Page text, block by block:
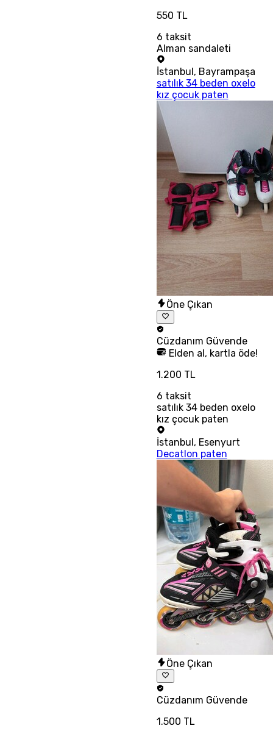
550 TL
6 taksit
Alman sandaleti
İstanbul, Bayrampaşa
satılık 34 beden oxelo
kız çocuk paten
Öne Çıkan
Cüzdanım Güvende
Elden al, kartla öde!
1.200 TL
6 taksit
satılık 34 beden oxelo
kız çocuk paten
İstanbul, Esenyurt
Decatlon paten
Öne Çıkan
Cüzdanım Güvende
1.500 TL